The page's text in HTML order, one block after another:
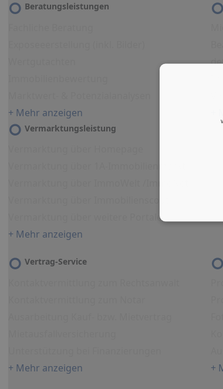
Beratungsleistungen
+ Mehr anzeigen
Vermarktungsleistung
Vermarktung über weitere Portale
+ Mehr anzeigen
Vertrag-Service
+ Mehr anzeigen
+